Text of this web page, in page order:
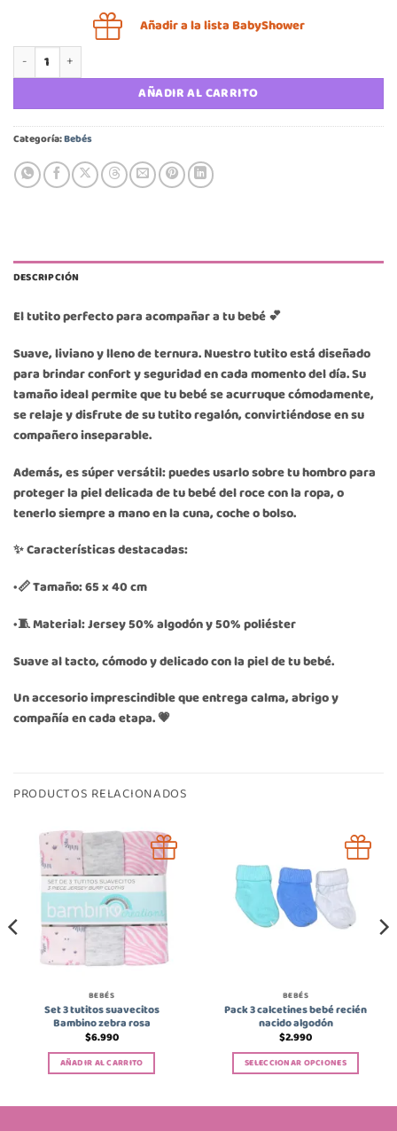
Añadir a la lista BabyShower
Set 3 tutitos suavecitos Bambino Princesas cantidad
AÑADIR AL CARRITO
Categoría:Bebés
DESCRIPCIÓN
El tutito perfecto para acompañar a tu bebé 💕
Suave, liviano y lleno de ternura. Nuestro tutito está diseñado
para brindar confort y seguridad en cada momento del día. Su
tamaño ideal permite que tu bebé se acurruque cómodamente,
se relaje y disfrute de su tutito regalón, convirtiéndose en su
compañero inseparable.
Además, es súper versátil: puedes usarlo sobre tu hombro para
proteger la piel delicada de tu bebé del roce con la ropa, o
tenerlo siempre a mano en la cuna, coche o bolso.
✨ Características destacadas:
•📏 Tamaño: 65 x 40 cm
•🧵 Material: Jersey 50% algodón y 50% poliéster
Suave al tacto, cómodo y delicado con la piel de tu bebé.
Un accesorio imprescindible que entrega calma, abrigo y
compañía en cada etapa. 💗
PRODUCTOS RELACIONADOS
BEBÉS
Set 3 tutitos suavecitos
Bambino zebra rosa
$6.990
AÑADIR AL CARRITO
BEBÉS
Pack 3 calcetines bebé recién
nacido algodón
$2.990
SELECCIONAR OPCIONES